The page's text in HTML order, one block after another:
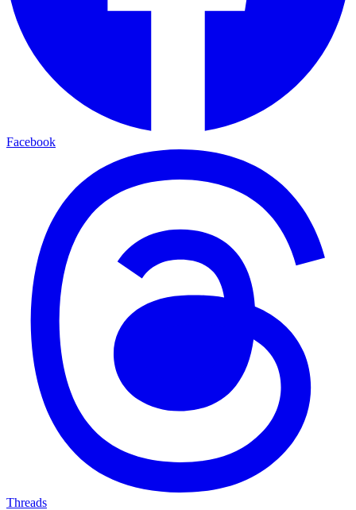
Facebook
Threads